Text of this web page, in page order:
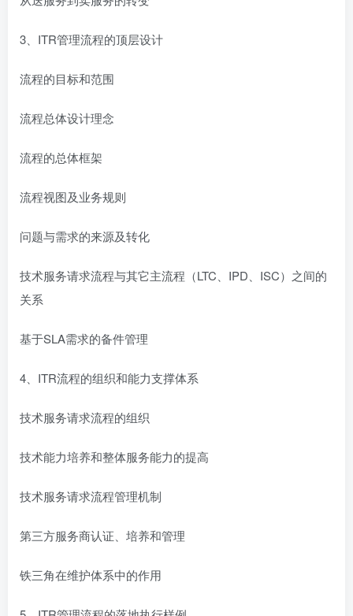
3、ITR管理流程的顶层设计
流程的目标和范围
流程总体设计理念
流程的总体框架
流程视图及业务规则
问题与需求的来源及转化
技术服务请求流程与其它主流程（LTC、IPD、ISC）之间的
关系
基于SLA需求的备件管理
4、ITR流程的组织和能力支撑体系
技术服务请求流程的组织
技术能力培养和整体服务能力的提高
技术服务请求流程管理机制
第三方服务商认证、培养和管理
铁三角在维护体系中的作用